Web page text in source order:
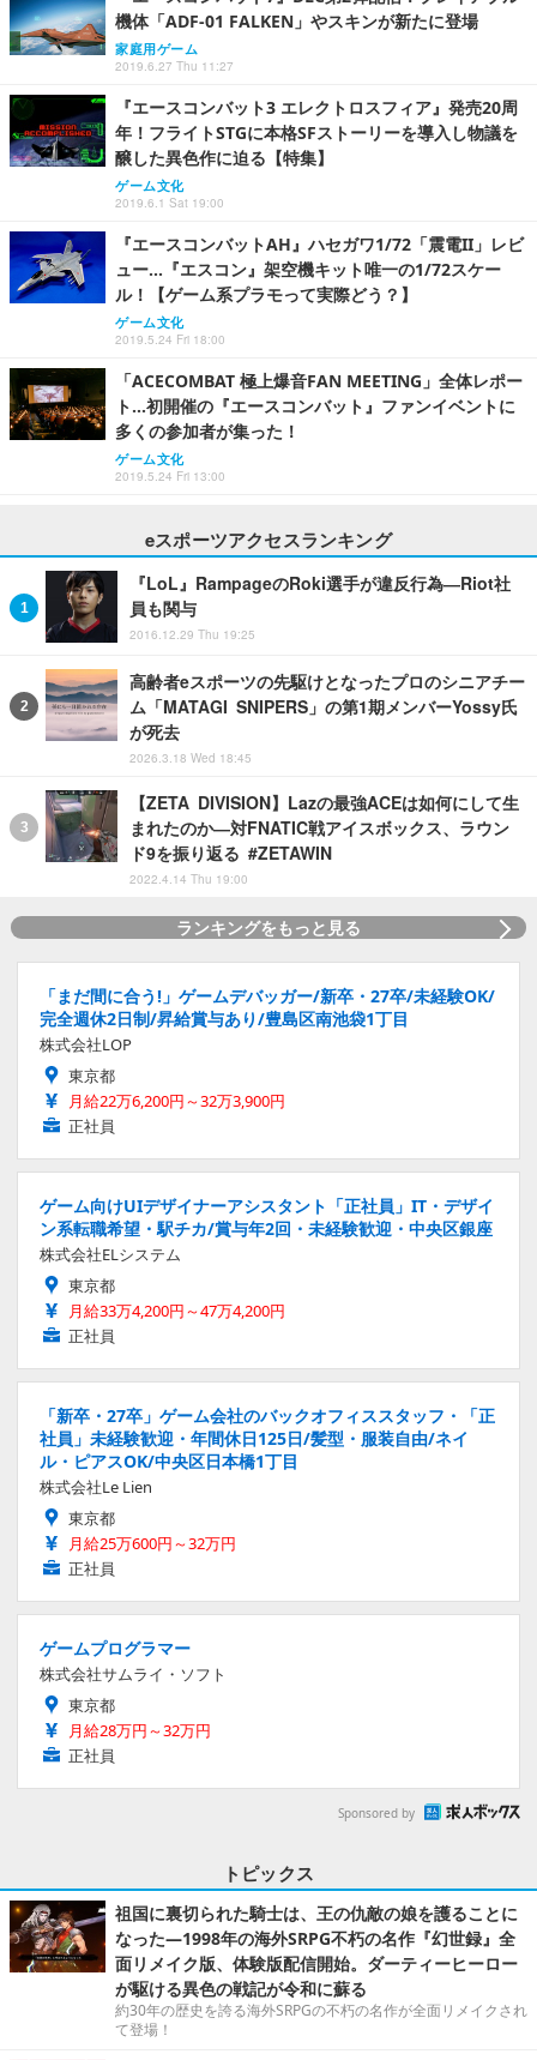
機体「ADF-01 FALKEN」やスキンが新たに登場
家庭用ゲーム
2019.6.27 Thu 11:27
『エースコンバット3 エレクトロスフィア』発売20周
年！フライトSTGに本格SFストーリーを導入し物議を
醸した異色作に迫る【特集】
ゲーム文化
2019.6.1 Sat 19:00
『エースコンバットAH』ハセガワ1/72「震電II」レビ
ュー…『エスコン』架空機キット唯一の1/72スケー
ル！【ゲーム系プラモって実際どう？】
ゲーム文化
2019.5.24 Fri 18:00
「ACECOMBAT 極上爆音FAN MEETING」全体レポー
ト…初開催の『エースコンバット』ファンイベントに
多くの参加者が集った！
ゲーム文化
2019.5.24 Fri 13:00
eスポーツアクセスランキング
『LoL』RampageのRoki選手が違反行為―Riot社
員も関与
2016.12.29 Thu 19:25
高齢者eスポーツの先駆けとなったプロのシニアチー
ム「MATAGI SNIPERS」の第1期メンバーYossy氏
が死去
2026.3.18 Wed 18:45
【ZETA DIVISION】Lazの最強ACEは如何にして生
まれたのか―対FNATIC戦アイスボックス、ラウン
ド9を振り返る #ZETAWIN
2022.4.14 Thu 19:00
ランキングをもっと見る
「まだ間に合う!」ゲームデバッガー/新卒・27卒/未経験OK/
完全週休2日制/昇給賞与あり/豊島区南池袋1丁目
株式会社LOP
東京都
月給22万6,200円～32万3,900円
正社員
ゲーム向けUIデザイナーアシスタント「正社員」IT・デザイ
ン系転職希望・駅チカ/賞与年2回・未経験歓迎・中央区銀座
株式会社ELシステム
東京都
月給33万4,200円～47万4,200円
正社員
「新卒・27卒」ゲーム会社のバックオフィススタッフ・「正
社員」未経験歓迎・年間休日125日/髪型・服装自由/ネイ
ル・ピアスOK/中央区日本橋1丁目
株式会社Le Lien
東京都
月給25万600円～32万円
正社員
ゲームプログラマー
株式会社サムライ・ソフト
東京都
月給28万円～32万円
正社員
Sponsored by
トピックス
祖国に裏切られた騎士は、王の仇敵の娘を護ることに
なった―1998年の海外SRPG不朽の名作『幻世録』全
面リメイク版、体験版配信開始。ダーティーヒーロー
が駆ける異色の戦記が令和に蘇る
約30年の歴史を誇る海外SRPGの不朽の名作が全面リメイクされ
て登場！